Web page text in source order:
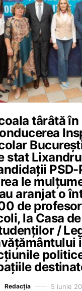
târâtă
stat
PSD-
le
aranjat o
de
la Casa
/
Redacția 5 iunie